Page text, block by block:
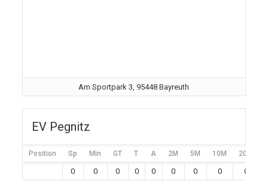
Am Sportpark 3, 95448 Bayreuth
EV Pegnitz
Position Sp Min GT T A 2M 5M 10M 20M
0 0 0 0 0 0 0 0 0